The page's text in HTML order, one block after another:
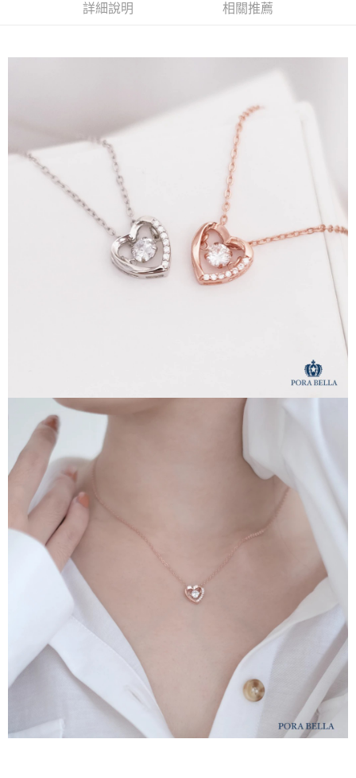
2.透過簡訊連結打開帳單後，可選擇「超商條碼／台灣大直營門市／銀行轉
【注意事項】
2.基於同意付款使用「大哥付你分期」之契約關係目的，商店將以您的個人
資料（包含姓名、電話或地址）提供予台灣大哥大進項蒐集、處理及利用，
由本公司與您本人進行分期帳單所需資料之確認、核對及更正。
3.完整用戶服務條款，請詳閱以下連結：
https://oppay.tw/userRule
１．於結帳方式選擇「AFTEE先享後付」後，將跳轉至「AFTEE先享後付」
※ 交易是否成功請以「AFTEE先享後付 」之結帳頁面顯示為準，若有關於
是否繳費成功／繳費後需取消欲退款等相關疑問，請聯繫「AFTEE先享後付
客戶支援中心」
https://netprotections.freshdesk.com/support/home
【注意事項】
１．透過由恩沛科技股份有限公司提供之「AFTEE先享後付」服務完成之交
易，需依本服務之必要範圍內提供個人資料，並將交易相關給付款項請求債
權轉讓予恩沛科技股份有限公司。
２．關於個人資料處理事宜，請瀏覽以下網址：
https://aftee.tw/terms/#terms3
３．未成年的使用者請事先徵得法定代理人或監護人之同意方可使用
「AFTEE先享後付」，若未經同意申辦者引起之損失，本公司不負相關責
恩沛科技股份有限公司將有權停止該用戶之使用額度並採取法律行動。
京站台北店客服中心(1F星巴克旁) 即日起不提供京站紙袋，取件時
請自備購物袋，若需購買紙袋可現場詢問
詳細說明 相關推薦